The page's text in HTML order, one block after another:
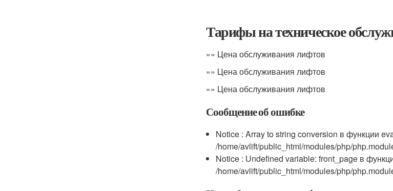
Тарифы на техническое
»» Цена обслуживания лифтов
»» Цена обслуживания лифтов
»» Цена обслуживания лифтов
Сообщение об ошибке
Notice : Array to string conversion в функции
/home/avlift/public_html/modules/php/
Notice : Undefined variable: front_page в
/home/avlift/public_html/modules/php/